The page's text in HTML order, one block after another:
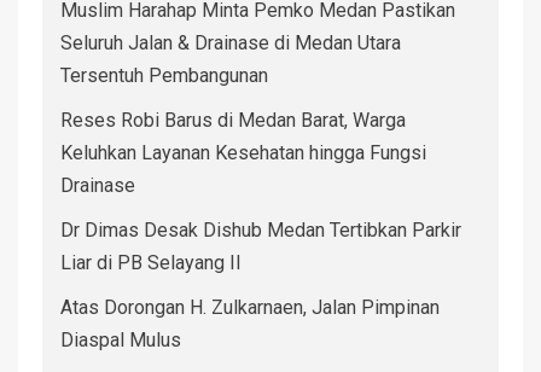
Muslim Harahap Minta Pemko Medan Pastikan
Seluruh Jalan & Drainase di Medan Utara
Tersentuh Pembangunan
Reses Robi Barus di Medan Barat, Warga
Keluhkan Layanan Kesehatan hingga Fungsi
Drainase
Dr Dimas Desak Dishub Medan Tertibkan Parkir
Liar di PB Selayang II
Atas Dorongan H. Zulkarnaen, Jalan Pimpinan
Diaspal Mulus